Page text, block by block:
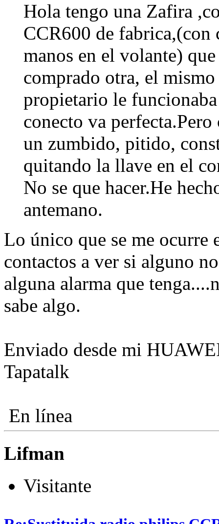
Hola tengo una Zafira
CCR600 de fabrica,(con
manos en el volante)
comprado otra, el
propietario le
conecto va
un zumbido, pitido,
quitando la llave en el
No se que hacer.He
antemano.
Lo único que se me ocurre
contactos a ver si alguno
alguna alarma que
sabe algo.
Enviado desde mi
Tapatalk
En línea
Lifman
Visitante